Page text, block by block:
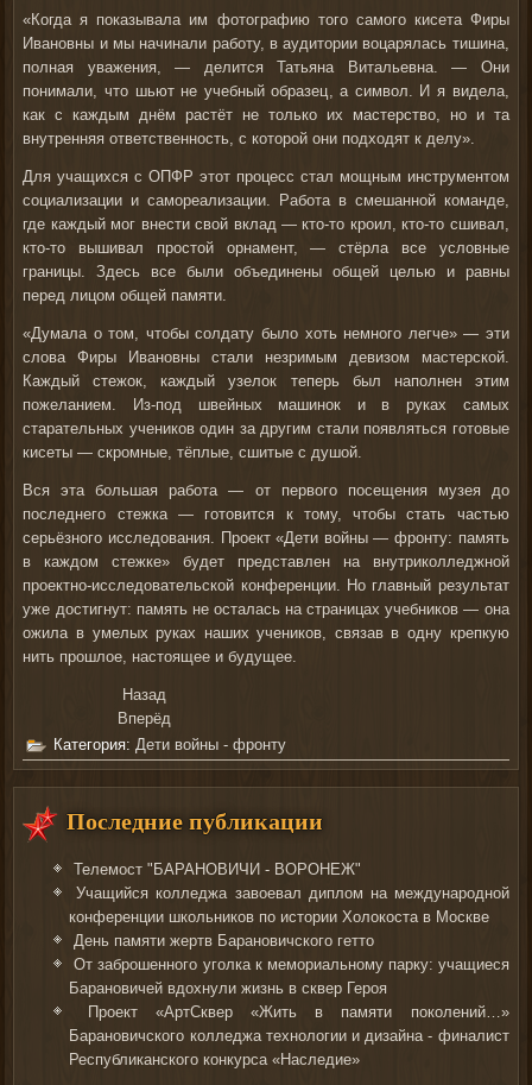
«Когда я показывала им фотографию того самого кисета Фиры
Ивановны и мы начинали работу, в аудитории воцарялась тишина,
полная уважения, — делится Татьяна Витальевна. — Они
понимали, что шьют не учебный образец, а символ. И я видела,
как с каждым днём растёт не только их мастерство, но и та
внутренняя ответственность, с которой они подходят к делу».
Для учащихся с ОПФР этот процесс стал мощным инструментом
социализации и самореализации. Работа в смешанной команде,
где каждый мог внести свой вклад — кто-то кроил, кто-то сшивал,
кто-то вышивал простой орнамент, — стёрла все условные
границы. Здесь все были объединены общей целью и равны
перед лицом общей памяти.
«Думала о том, чтобы солдату было хоть немного легче»— эти
слова Фиры Ивановны стали незримым девизом мастерской.
Каждый стежок, каждый узелок теперь был наполнен этим
пожеланием. Из-под швейных машинок и в руках самых
старательных учеников один за другим стали появляться готовые
кисеты — скромные, тёплые, сшитые с душой.
Вся эта большая работа — от первого посещения музея до
последнего стежка — готовится к тому, чтобы стать частью
серьёзного исследования. Проект «Дети войны — фронту: память
в каждом стежке» будет представлен на внутриколледжной
проектно-исследовательской конференции. Но главный результат
уже достигнут: память не осталась на страницах учебников — она
ожила в умелых руках наших учеников, связав в одну крепкую
нить прошлое, настоящее и будущее.
Назад
Вперёд
Категория:Дети войны - фронту
Последние публикации
Телемост "БАРАНОВИЧИ - ВОРОНЕЖ"
Учащийся колледжа завоевал диплом на международной
конференции школьников по истории Холокоста в Москве
День памяти жертв Барановичского гетто
От заброшенного уголка к мемориальному парку: учащиеся
Барановичей вдохнули жизнь в сквер Героя
Проект «АртСквер «Жить в памяти поколений…»
Барановичского колледжа технологии и дизайна - финалист
Республиканского конкурса «Наследие»